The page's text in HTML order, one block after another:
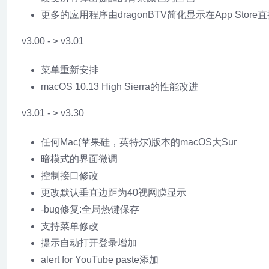
更多的应用程序由dragonBTV简化显示在App Store直
v3.00 - > v3.01
菜单重新安排
macOS 10.13 High Sierra的性能改进
v3.01 - > v3.30
任何Mac(苹果硅，英特尔)版本的macOS大Sur
暗模式的界面微调
控制接口修改
更改默认垂直边距为40视网膜显示
-bug修复:全局热键保存
支持菜单修改
提示自动打开登录增加
alert for YouTube paste添加